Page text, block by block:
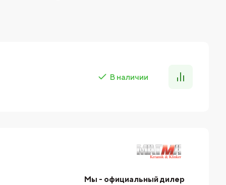
В наличии
Мы - официальный дилер